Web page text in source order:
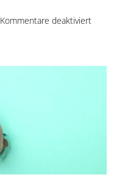
Kommentare deaktiviertfür
im